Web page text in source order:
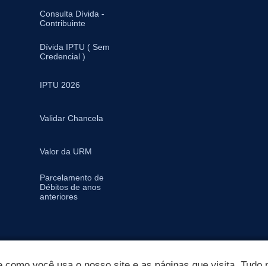
Consulta Dívida -
Contribuinte
Dívida IPTU ( Sem
Credencial )
IPTU 2026
Validar Chancela
Valor da URM
Parcelamento de
Débitos de anos
anteriores